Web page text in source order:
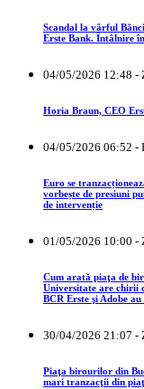
Scandal la vârful
Erste Bank. Întâlnire
04/05/2026 12:48 -
Horia Braun, CEO
04/05/2026 06:52 -
Euro se
vorbește de presiuni
de intervenție
01/05/2026 10:00 -
Cum arată piaţa de
Universitate are chirii
BCR Erste şi Adobe
30/04/2026 21:07 -
Piaţa birourilor din
mari tranzacţii din